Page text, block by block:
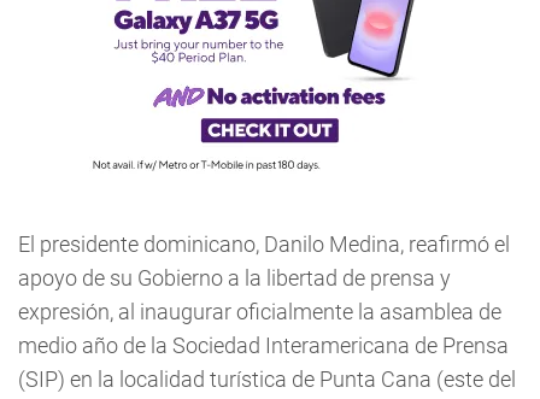
El presidente dominicano, Danilo Medina, reafirmó el
apoyo de su Gobierno a la libertad de prensa y
expresión, al inaugurar oficialmente la asamblea de
medio año de la Sociedad Interamericana de Prensa
(SIP) en la localidad turística de Punta Cana (este del